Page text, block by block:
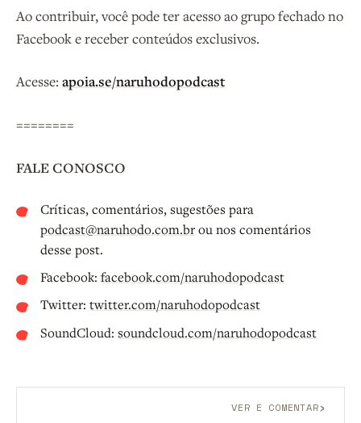
Ao contribuir, você pode ter acesso ao grupo fechado no
Facebook e receber conteúdos exclusivos.
Acesse: apoia.se/naruhodopodcast
========
FALE CONOSCO
Críticas, comentários, sugestões para
podcast@naruhodo.com.brou nos comentários
desse post.
Facebook: facebook.com/naruhodopodcast
Twitter: twitter.com/naruhodopodcast
SoundCloud: soundcloud.com/naruhodopodcast
VER E COMENTAR›